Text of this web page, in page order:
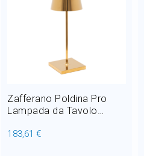
Arredo Giardino
Home Decor
Outlet
Il mio Account
Zafferano Poldina Pro
Lampada da Tavolo
cm
183,61 €